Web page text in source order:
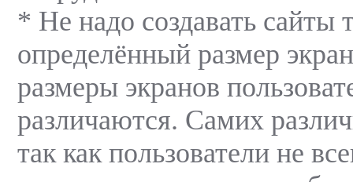
* Не надо создавать сайты
определённый размер
размеры экранов
различаются. Самих
так как пользователи не